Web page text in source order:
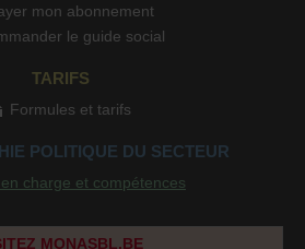
mon abonnement
le guide social
TARIFS
Formules et tarifs
POLITIQUE DU SECTEUR
charge et compétences
MONASBL.BE